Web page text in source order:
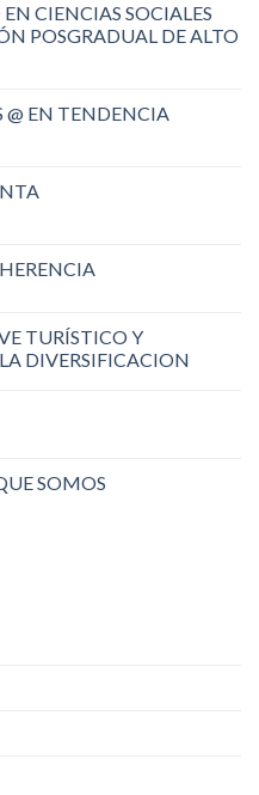
CIENCIAS SOCIALES
POSGRADUAL DE ALTO
@ EN TENDENCIA
TURÍSTICO Y
DIVERSIFICACION
SOMOS